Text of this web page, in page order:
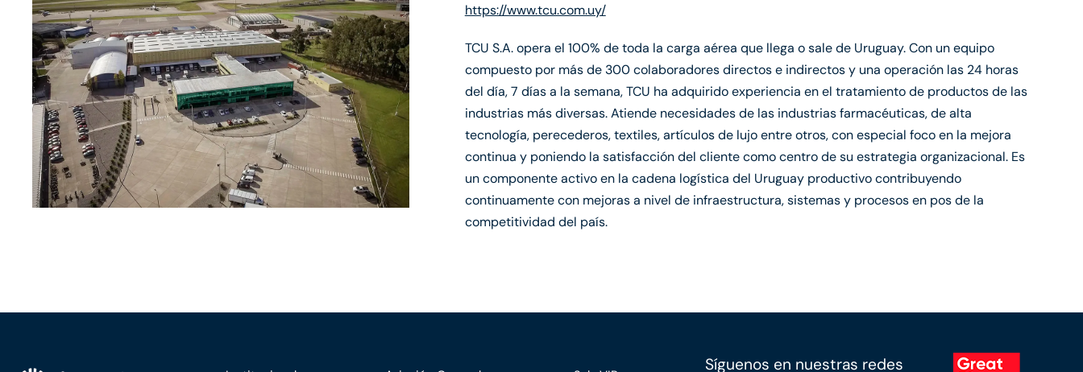
https://www.tcu.com.uy/
TCU S.A. opera el 100% de toda la carga aérea que llega o sale de Uruguay. Con un equipo
compuesto por más de 300 colaboradores directos e indirectos y una operación las 24 horas
del día, 7 días a la semana, TCU ha adquirido experiencia en el tratamiento de productos de las
industrias más diversas. Atiende necesidades de las industrias farmacéuticas, de alta
tecnología, perecederos, textiles, artículos de lujo entre otros, con especial foco en la mejora
continua y poniendo la satisfacción del cliente como centro de su estrategia organizacional. Es
un componente activo en la cadena logística del Uruguay productivo contribuyendo
continuamente con mejoras a nivel de infraestructura, sistemas y procesos en pos de la
competitividad del país.
Síguenos en nuestras redes